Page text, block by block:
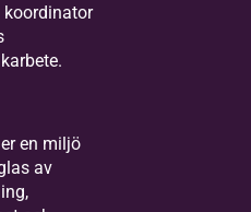
en miljö
av